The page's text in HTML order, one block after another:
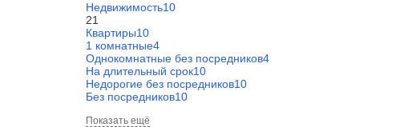
Недвижимость10
21
Квартиры10
1 комнатные4
Однокомнатные без посредников4
На длительный срок10
Недорогие без посредников10
Без посредников10
Показать ещё